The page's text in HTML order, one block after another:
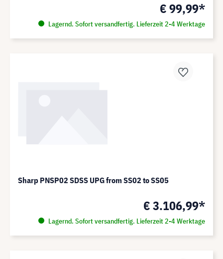
€ 99,99*
Lagernd. Sofort versandfertig. Lieferzeit 2-4 Werktage
Sharp PNSP02 SDSS UPG from SS02 to SS05
€ 3.106,99*
Lagernd. Sofort versandfertig. Lieferzeit 2-4 Werktage